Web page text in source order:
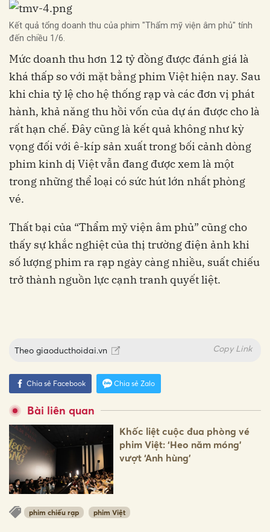
Kết quả tổng doanh thu của phim "Thẩm mỹ viện âm phủ" tính
đến chiều 1/6.
Mức doanh thu hơn 12 tỷ đồng được đánh giá là
khá thấp so với mặt bằng phim Việt hiện nay. Sau
khi chia tỷ lệ cho hệ thống rạp và các đơn vị phát
hành, khả năng thu hồi vốn của dự án được cho là
rất hạn chế. Đây cũng là kết quả không như kỳ
vọng đối với ê-kíp sản xuất trong bối cảnh dòng
phim kinh dị Việt vẫn đang được xem là một
trong những thể loại có sức hút lớn nhất phòng
vé.
Thất bại của “Thẩm mỹ viện âm phủ” cũng cho
thấy sự khắc nghiệt của thị trường điện ảnh khi
số lượng phim ra rạp ngày càng nhiều, suất chiếu
trở thành nguồn lực cạnh tranh quyết liệt.
Theo giaoducthoidai.vn Copy Link
Chia sẻ Facebook Chia sẻ Zalo
Bài liên quan
Khốc liệt cuộc đua phòng vé
phim Việt: ‘Heo năm móng’
vượt ‘Anh hùng'
phim chiếu rạp phim Việt